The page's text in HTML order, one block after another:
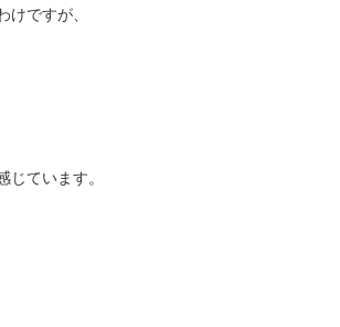
けですが、
じています。